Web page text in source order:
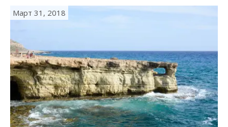
Март 31, 2018